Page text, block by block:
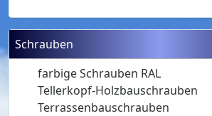
Schrauben
farbige Schrauben RAL
Tellerkopf-Holzbauschrauben
Terrassenbauschrauben